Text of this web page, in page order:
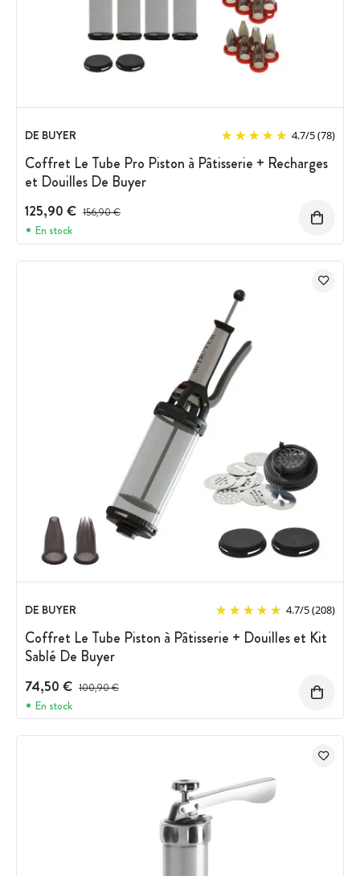
DE BUYER 4.7/5(78)
Coffret Le Tube Pro Piston à Pâtisserie + Recharges
et Douilles De Buyer
125,90 € Prix avant réduction :
156,90 €
En stock
DE BUYER 4.7/5(208)
Coffret Le Tube Piston à Pâtisserie + Douilles et Kit
Sablé De Buyer
74,50 € Prix avant réduction :
100,90 €
En stock